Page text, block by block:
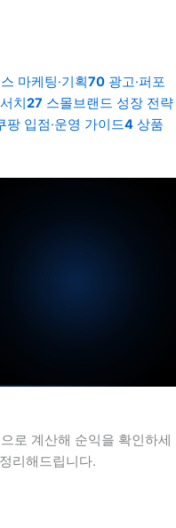
마케팅·기획70 광고·퍼포
치27 스몰브랜드 성장 전략
팡 입점·운영 가이드4 상품
로 계산해 순익을 확인하세
리해드립니다.